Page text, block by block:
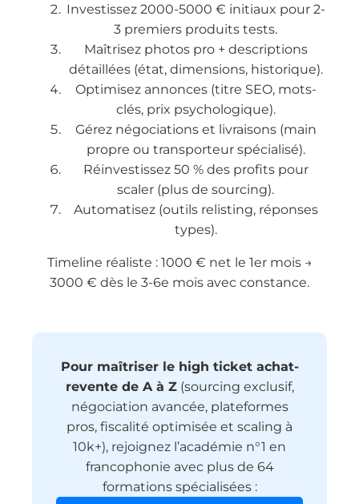
Investissez 2000-5000 € initiaux pour 2-
3 premiers produits tests.
Maîtrisez photos pro + descriptions
détaillées (état, dimensions, historique).
Optimisez annonces (titre SEO, mots-
clés, prix psychologique).
Gérez négociations et livraisons (main
propre ou transporteur spécialisé).
Réinvestissez 50 % des profits pour
scaler (plus de sourcing).
Automatisez (outils relisting, réponses
types).
Timeline réaliste : 1000 € net le 1er mois →
3000 € dès le 3-6e mois avec constance.
Pour maîtriser le high ticket achat-
revente de A à Z(sourcing exclusif,
négociation avancée, plateformes
pros, fiscalité optimisée et scaling à
10k+), rejoignez l’académie n°1 en
francophonie avec plus de 64
formations spécialisées :